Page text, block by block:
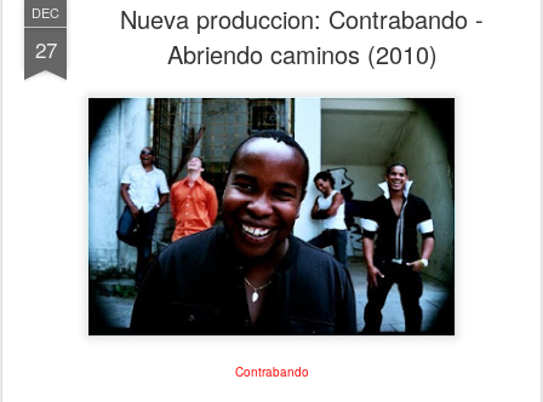
DEC
27
Nueva produccion: Contrabando -
Abriendo caminos (2010)
Contrabando